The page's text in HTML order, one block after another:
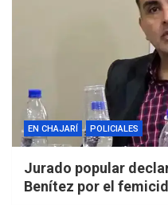
EN CHAJARÍ POLICIALES
Jurado popular
Benítez por el